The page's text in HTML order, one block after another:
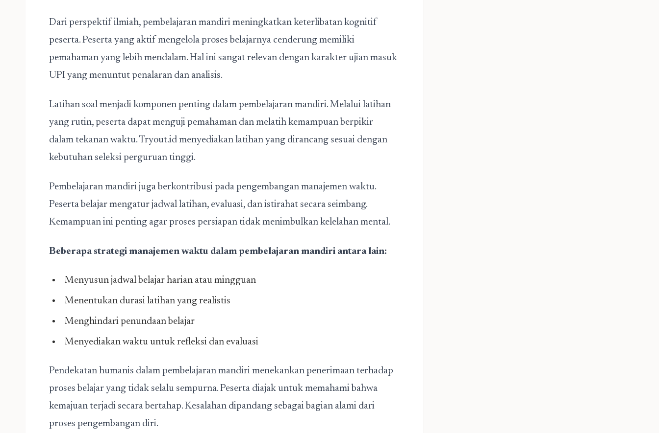
Dari perspektif ilmiah, pembelajaran mandiri meningkatkan keterlibatan kognitif
peserta. Peserta yang aktif mengelola proses belajarnya cenderung memiliki
pemahaman yang lebih mendalam. Hal ini sangat relevan dengan karakter ujian masuk
UPI yang menuntut penalaran dan analisis.
Latihan soal menjadi komponen penting dalam pembelajaran mandiri. Melalui latihan
yang rutin, peserta dapat menguji pemahaman dan melatih kemampuan berpikir
dalam tekanan waktu. Tryout.id menyediakan latihan yang dirancang sesuai dengan
kebutuhan seleksi perguruan tinggi.
Pembelajaran mandiri juga berkontribusi pada pengembangan manajemen waktu.
Peserta belajar mengatur jadwal latihan, evaluasi, dan istirahat secara seimbang.
Kemampuan ini penting agar proses persiapan tidak menimbulkan kelelahan mental.
Beberapa strategi manajemen waktu dalam pembelajaran mandiri antara lain:
Menyusun jadwal belajar harian atau mingguan
Menentukan durasi latihan yang realistis
Menghindari penundaan belajar
Menyediakan waktu untuk refleksi dan evaluasi
Pendekatan humanis dalam pembelajaran mandiri menekankan penerimaan terhadap
proses belajar yang tidak selalu sempurna. Peserta diajak untuk memahami bahwa
kemajuan terjadi secara bertahap. Kesalahan dipandang sebagai bagian alami dari
proses pengembangan diri.